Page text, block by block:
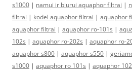
s1000 | namui ir biurui aquaphor filtrai |
filtrai | kodel aquaphor filtrai | aquaphor
aquaphor filtrai | aquaphor ro-101s |
102s | aquaphor ro-202s | aquaphor ro-
aquaphor s800 | aquaphor s550 |
s1000 | aquaphor ro 101s | aquaphor